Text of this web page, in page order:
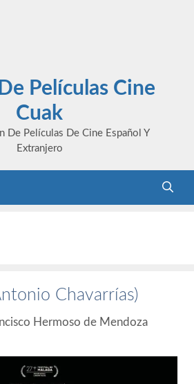
Películas Cine
Cuak
De Películas De Cine Español Y
Extranjero
Chavarrías)
Hermoso de Mendoza